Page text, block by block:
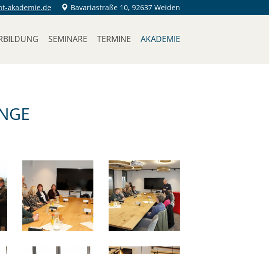
akademie.de Bavariastraße 10, 92637 Weiden
SEMINARE TERMINE AKADEMIE